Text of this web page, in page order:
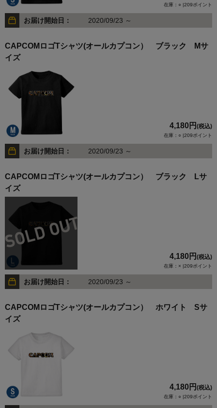
在庫：○ |209ポイント
お届け開始日： 2020/09/23 ～
CAPCOMロゴTシャツ(オールカプコン） ブラック Mサ
イズ
4,180円 (税込)
在庫：○ |209ポイント
お届け開始日： 2020/09/23 ～
CAPCOMロゴTシャツ(オールカプコン） ブラック Lサ
イズ
4,180円 (税込)
在庫：× |209ポイント
お届け開始日： 2020/09/23 ～
CAPCOMロゴTシャツ(オールカプコン） ホワイト Sサ
イズ
4,180円 (税込)
在庫：○ |209ポイント